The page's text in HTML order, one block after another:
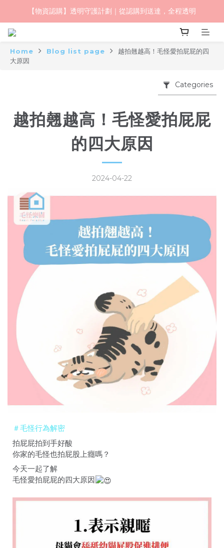
毛怪樂園｜一起改變世界與動物的關係
【物資認購】透明守護計劃｜從認購到送達，全程透明
Home Blog list page
越拍翹越高！毛怪愛拍屁屁的四
大原因
Categories
越拍翹越高！毛怪愛拍屁屁
的四大原因
2024-04-22
＃毛怪行為解密
拍屁屁拍到手好酸
你家的毛怪也拍屁股上癮嗎？
今天一起了解
毛怪愛拍屁屁的四大原因